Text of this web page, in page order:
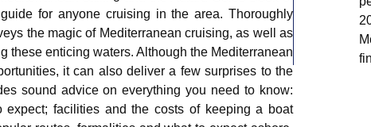
for anyone cruising in the area. Thoroughly
the magic of Mediterranean cruising, as well as
these enticing waters. Although the Mediterranean
it can also deliver a few surprises to the
sound advice on everything you need to know:
expect; facilities and the costs of keeping a boat